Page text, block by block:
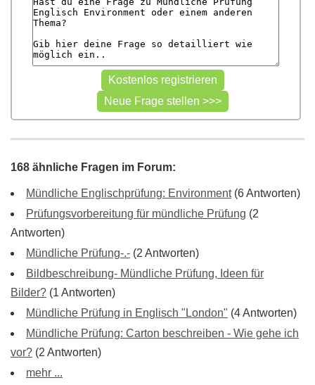
168 ähnliche Fragen im Forum:
Mündliche Englischprüfung: Environment(6 Antworten)
Prüfungsvorbereitung für mündliche Prüfung (2
Antworten)
Mündliche Prüfung-.- (2 Antworten)
Bildbeschreibung- Mündliche Prüfung, Ideen für
Bilder? (1 Antworten)
Mündliche Prüfung in Englisch "London" (4 Antworten)
Mündliche Prüfung: Carton beschreiben - Wie gehe ich
vor? (2 Antworten)
mehr ...